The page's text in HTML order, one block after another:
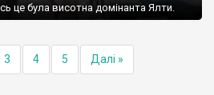
це була висотна домінанта Ялти.
3 4 5 Далі »